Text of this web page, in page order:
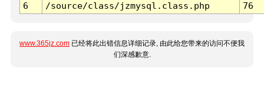
6
/source/class/jzmysql.class.php 76
www.365jz.com 已经将此出错信息详细记录, 由此给您带来的访问不便我
们深感歉意.